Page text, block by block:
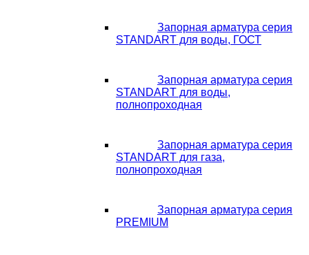
Запорная арматура серия
STANDART для воды, ГОСТ
Запорная арматура серия
STANDART для воды,
полнопроходная
Запорная арматура серия
STANDART для газа,
полнопроходная
Запорная арматура серия
PREMIUM